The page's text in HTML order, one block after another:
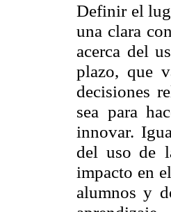
Definir el
una clara
acerca del
plazo, que
decisiones
sea para
innovar.
del uso de
impacto en
alumnos y